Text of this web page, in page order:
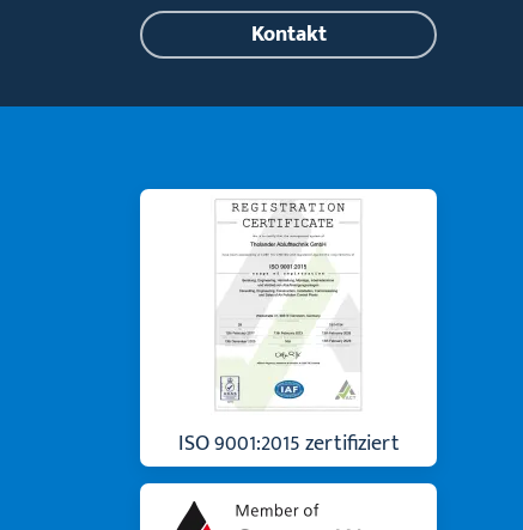
Kontakt
ISO 9001:2015 zertifiziert